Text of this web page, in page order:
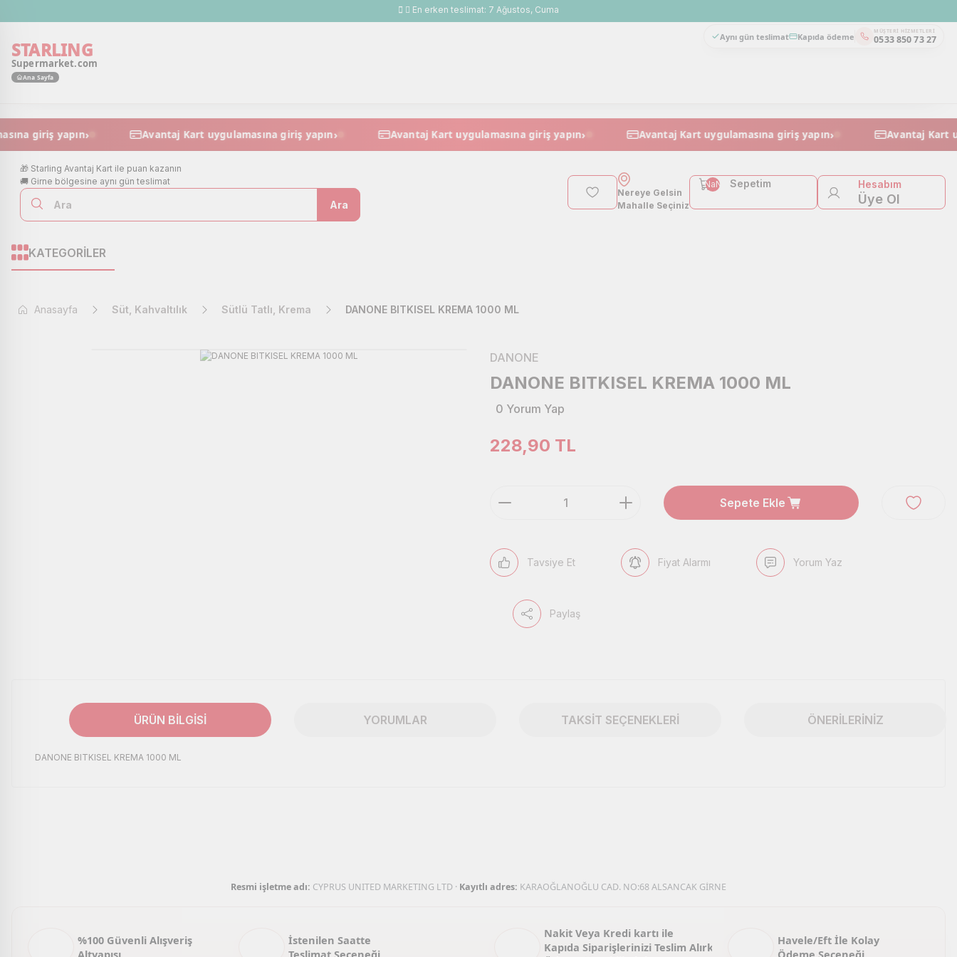
En erken teslimat: 7 Ağustos, Cuma
STARLING
Supermarket.com
Ana Sayfa
Aynı gün teslimat Kapıda ödeme MÜŞTERI HIZMETLERI
0533 850 73 27
giriş yapın Avantaj Kart uygulamasına giriş yapın Avantaj Kart uygulamasına giriş yapın Avantaj Kart uygulamasına giriş yapın
🎁 Starling Avantaj Kart ile puan kazanın
🚚 Girne bölgesine aynı gün teslimat
Ara
Nereye Gelsin
Mahalle Seçiniz
Sepetim
NaN Hesabım
Üye Ol
KATEGORİLER
Anasayfa Süt, Kahvaltılık Sütlü Tatlı, Krema DANONE BITKISEL KREMA 1000 ML
DANONE
DANONE BITKISEL KREMA 1000 ML
0 Yorum Yap
228,90 TL
Sepete Ekle
Tavsiye Et Fiyat Alarmı Yorum Yaz
Paylaş
ÜRÜN BILGISI YORUMLAR TAKSIT SEÇENEKLERI ÖNERILERINIZ
DANONE BITKISEL KREMA 1000 ML
Resmi işletme adı: CYPRUS UNITED MARKETING LTD · Kayıtlı adres: KARAOĞLANOĞLU CAD. NO:68 ALSANCAK GİRNE
%100 Güvenli Alışveriş
Altyapısı
İstenilen Saatte
Teslimat Seçeneği
Nakit Veya Kredi kartı ile
Kapıda Siparişlerinizi Teslim Alırken
Havele/Eft İle Kolay
Ödeme Seçeneği